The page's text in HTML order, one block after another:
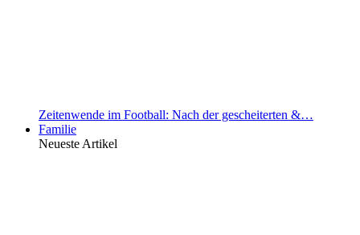
Zeitenwende im Football: Nach der gescheiterten &…
Familie
Neueste Artikel